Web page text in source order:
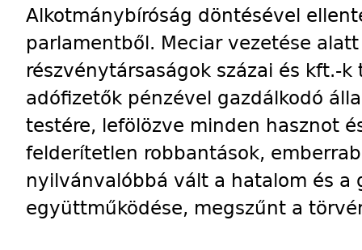
Alkotmánybíróság döntésével
parlamentből. Meciar vezetése
részvénytársaságok százai és kft.-
adófizetők pénzével gazdálkodó
testére, lefölözve minden hasznot
felderítetlen robbantások,
nyilvánvalóbbá vált a hatalom és a
együttműködése, megszűnt a